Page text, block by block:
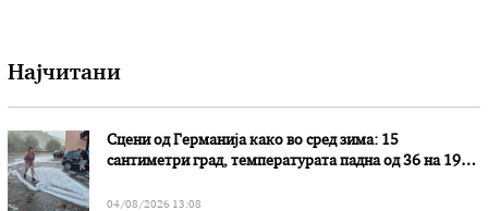
Најчитани
Сцени од Германија како во сред зима: 15
сантиметри град, температурата падна од 36 на 19
04/08/2026 13:08